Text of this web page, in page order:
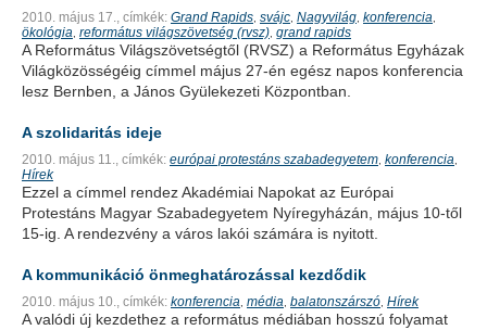
2010. május 17., címkék: Grand Rapids svájc Nagyvilág konferencia
ökológia református világszövetség (rvsz) grand rapids
A Református Világszövetségtől (RVSZ) a Református Egyházak
Világközösségéig címmel május 27-én egész napos konferencia
lesz Bernben, a János Gyülekezeti Központban.
A szolidaritás ideje
2010. május 11., címkék: európai protestáns szabadegyetem konferencia
Hírek
Ezzel a címmel rendez Akadémiai Napokat az Európai
Protestáns Magyar Szabadegyetem Nyíregyházán, május 10-től
15-ig. A rendezvény a város lakói számára is nyitott.
A kommunikáció önmeghatározással kezdődik
2010. május 10., címkék: konferencia média balatonszárszó Hírek
A valódi új kezdethez a református médiában hosszú folyamat